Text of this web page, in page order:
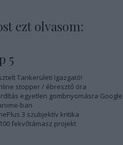
ezt olvasom:
5
Tankerületi Igazgató!
stopper / ébresztő óra
egyetlen gombnyomásra Google
ban
3 szubjektív kritika
fekvőtámasz projekt